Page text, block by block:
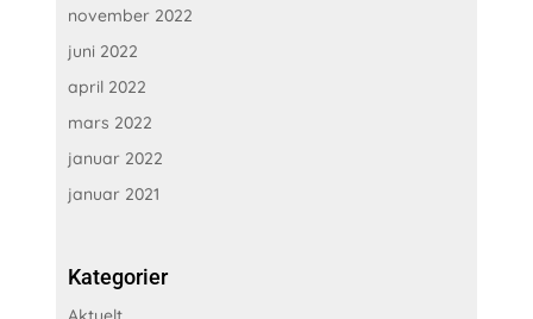
november 2022
juni 2022
april 2022
mars 2022
januar 2022
januar 2021
Kategorier